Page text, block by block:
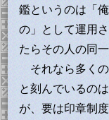
鑑というのは「
の」として運用
たらその人の同
それなら多くの
と刻んでいるの
が、要は印章制